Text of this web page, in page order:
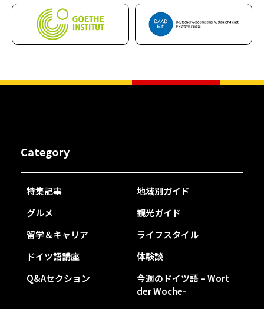
Category
特集記事
地域別ガイド
グルメ
観光ガイド
留学＆キャリア
ライフスタイル
ドイツ語講座
体験談
Q&Aセクション
今週のドイツ語 – Wort
der Woche-